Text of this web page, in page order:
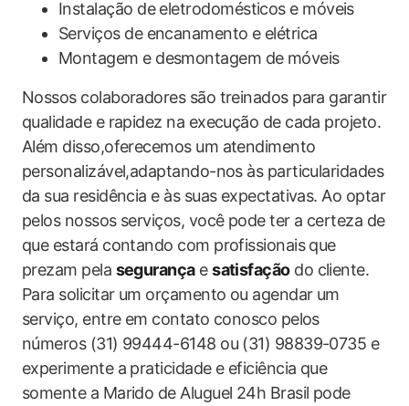
Instalação de eletrodomésticos e móveis
Serviços de encanamento e elétrica
Montagem e desmontagem de móveis
Nossos colaboradores são treinados para garantir
qualidade e rapidez na execução de cada projeto.
Além disso,oferecemos um atendimento
personalizável,adaptando-nos às particularidades
da sua residência e às suas expectativas. Ao optar
pelos nossos serviços, você pode ter a certeza de
que estará contando com profissionais que
prezam pela segurançaesatisfaçãodo cliente.
Para solicitar um orçamento ou agendar um
serviço, entre em contato conosco pelos
números (31) 99444-6148 ou (31) 98839-0735 e
experimente a praticidade e eficiência que
somente a Marido de Aluguel 24h Brasil pode